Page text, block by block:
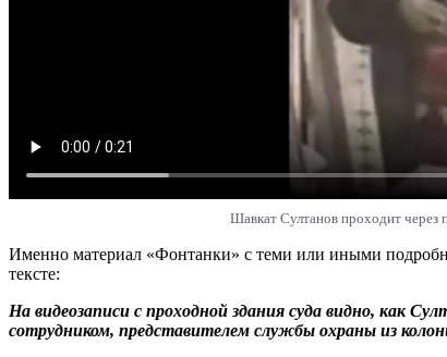
Шавкат Султанов проходит через
Именно материал «Фонтанки» с теми или иными
тексте:
На видеозаписи с проходной здания суда видно, как
сотрудником, представителем службы охраны из